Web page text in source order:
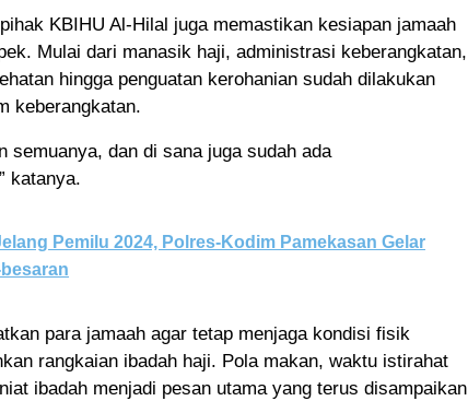
KBIHU Al-Hilal juga memastikan kesiapan jamaah
Mulai dari manasik haji, administrasi keberangkatan,
hingga penguatan kerohanian sudah dilakukan
keberangkatan.
semuanya, dan di sana juga sudah ada
katanya.
Pemilu 2024, Polres-Kodim Pamekasan Gelar
para jamaah agar tetap menjaga kondisi fisik
rangkaian ibadah haji. Pola makan, waktu istirahat
ibadah menjadi pesan utama yang terus disampaikan